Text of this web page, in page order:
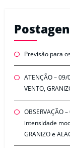
Previsão para
ATENÇÃO – 09/
VENTO,
OBSERVAÇÃO
intensidade
GRANIZO e